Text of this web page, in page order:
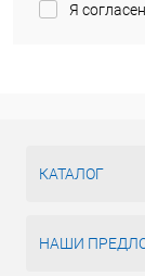
Я
КАТАЛОГ
НАШИ